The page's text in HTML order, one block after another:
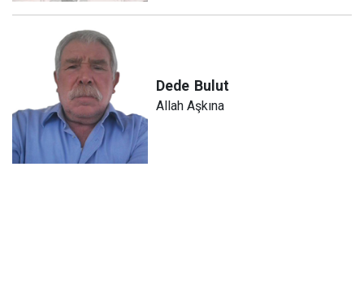
Dede Bulut
Allah Aşkına